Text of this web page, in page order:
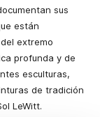
sus
están
extremo
profunda y de
esculturas,
de tradición
LeWitt.